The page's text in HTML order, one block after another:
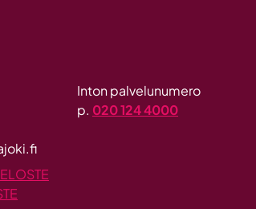
Inton palvelunumero
p. 020 124 4000